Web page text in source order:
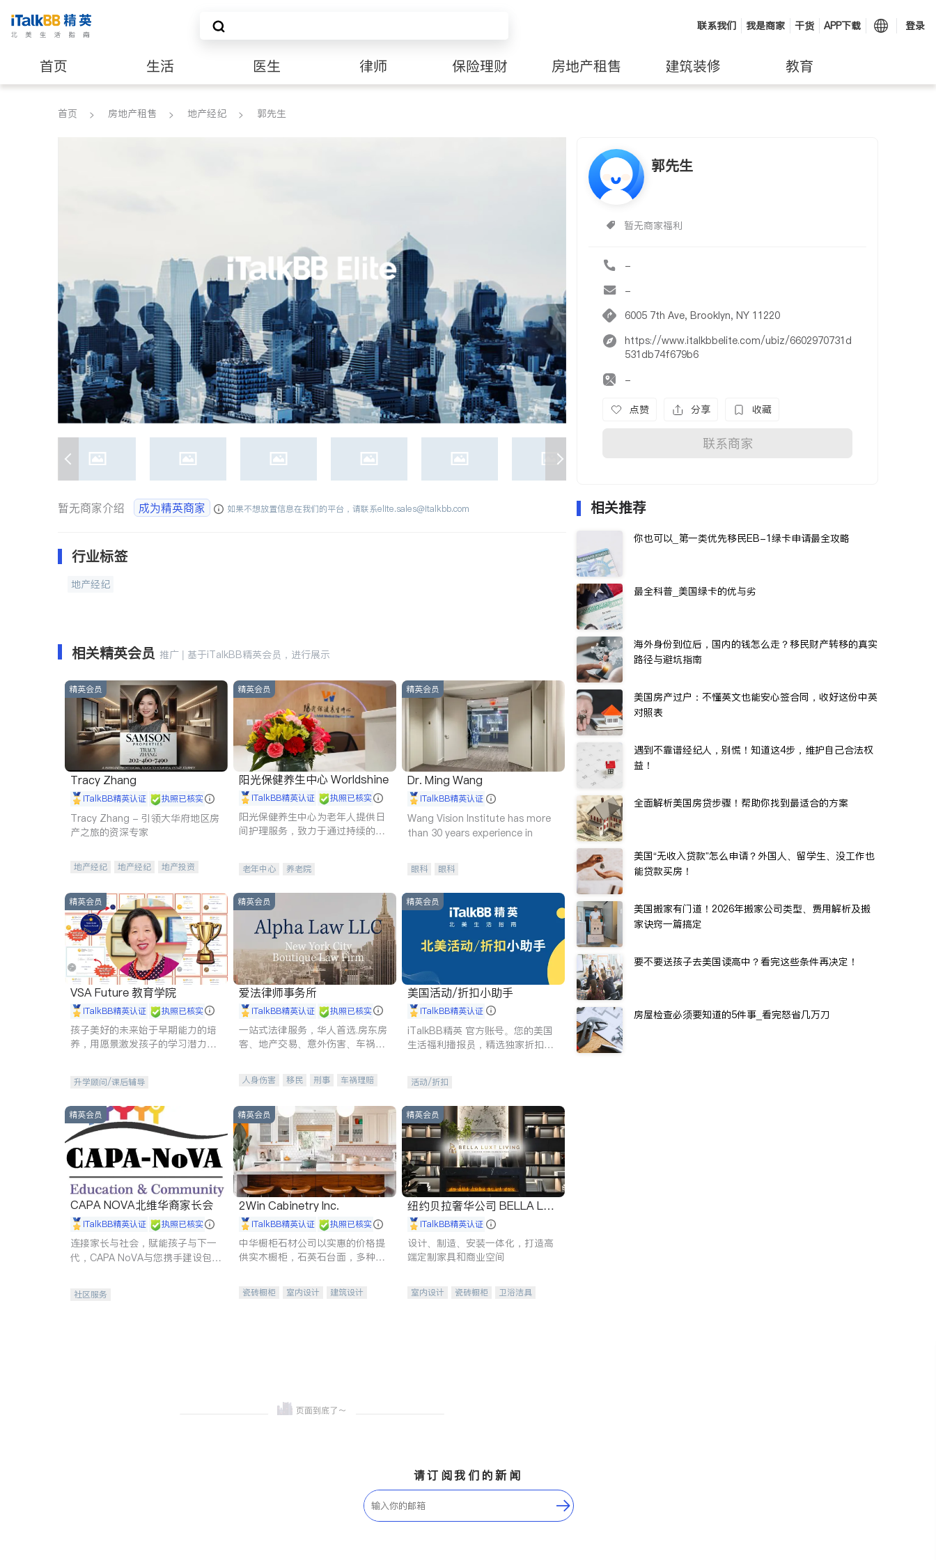
联系我们 我是商家 干货 APP下载 登录
首页 生活 医生 律师 保险理财 房地产租售 建筑装修 教育
养老 非盈利组织
首页 房地产租售 地产经纪 郭先生
郭先生
暂无商家福利
-
-
6005 7th Ave, Brooklyn, NY 11220
https://www.italkbbelite.com/ubiz/6602970731d
531db74f679b6
-
点赞 分享 收藏
联系商家
暂无商家介绍 成为精英商家 如果不想放置信息在我们的平台，请联系elite.sales@italkbb.com
行业标签
地产经纪
相关精英会员 推广 | 基于iTalkBB精英会员，进行展示
精英会员
Tracy Zhang
iTalkBB精英认证 执照已核实
Tracy Zhang - 引领大华府地区房
产之旅的资深专家
地产经纪 地产经纪
地产投资
精英会员
阳光保健养生中心 Worldshine
iTalkBB精英认证 执照已核实
阳光保健养生中心为老年人提供日
间护理服务，致力于通过持续的护
老年中心 养老院
精英会员
Dr. Ming Wang
iTalkBB精英认证
Wang Vision Institute has more
than 30 years experience in
眼科 眼科
精英会员
VSA Future 教育学院
iTalkBB精英认证 执照已核实
孩子美好的未来始于早期能力的培
养，用愿景激发孩子的学习潜力和
升学顾问/课后辅导
精英会员
爱法律师事务所
iTalkBB精英认证 执照已核实
一站式法律服务，华人首选.房东房
客、地产交易、意外伤害、车祸重
人身伤害 移民 刑事
车祸理赔
商标注册
索赔 律师-其它 保释
精英会员
美国活动/折扣小助手
iTalkBB精英认证
iTalkBB精英 官方账号。您的美国
生活福利播报员，精选独家折扣、
活动/折扣
精英会员
CAPA NOVA北维华裔家长会
iTalkBB精英认证 执照已核实
连接家长与社会，赋能孩子与下一
代，CAPA NoVA与您携手建设包
社区服务
精英会员
2Win Cabinetry Inc.
iTalkBB精英认证 执照已核实
中华橱柜石材公司以实惠的价格提
供实木橱柜，石英石台面，多种优
机。品质厨房，家的选择。
瓷砖橱柜 室内设计
建筑设计
精英会员
纽约贝拉奢华公司 BELLA LUX
E iTalkBB精英认证
设计、制造、安装一体化，打造高
端定制家具和商业空间
室内设计 瓷砖橱柜
卫浴洁具
相关推荐
你也可以_第一类优先移民EB-1绿卡申请最全攻略
最全科普_美国绿卡的优与劣
海外身份到位后，国内的钱怎么走？移民财产转移的真实
路径与避坑指南
美国房产过户：不懂英文也能安心签合同，收好这份中英
对照表
遇到不靠谱经纪人，别慌！知道这4步，维护自己合法权
益！
全面解析美国房贷步骤！帮助你找到最适合的方案
美国“无收入贷款”怎么申请？外国人、留学生、没工作也
能贷款买房！
美国搬家有门道！2026年搬家公司类型、费用解析及搬
家诀窍一篇搞定
要不要送孩子去美国读高中？看完这些条件再决定！
房屋检查必须要知道的5件事_看完怒省几万刀
请订阅我们的新闻